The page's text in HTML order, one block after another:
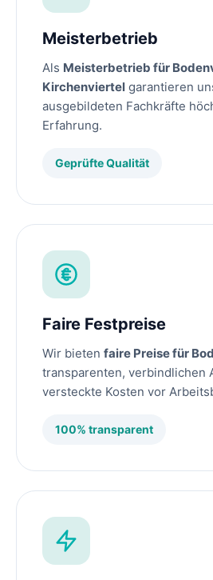
Meisterbetrieb
Als Meisterbetrieb für
Kirchenviertel garantieren
ausgebildeten Fachkräfte
Erfahrung.
Geprüfte Qualität
Faire Festpreise
Wir bieten faire Preise für
transparenten, verbindlichen
versteckte Kosten vor
100% transparent